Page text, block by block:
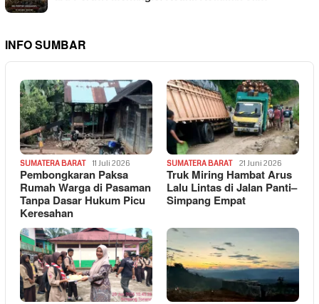
INFO SUMBAR
SUMATERA BARAT 11 Juli 2026
Pembongkaran Paksa
Rumah Warga di Pasaman
Tanpa Dasar Hukum Picu
Keresahan
SUMATERA BARAT 21 Juni 2026
Truk Miring Hambat Arus
Lalu Lintas di Jalan Panti–
Simpang Empat